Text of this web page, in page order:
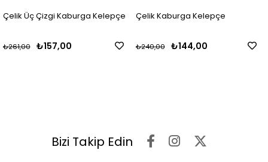
Çelik Üç Çizgi Kaburga Kelepçe
₺157,00
₺261,00
Çelik Kaburga Kelepçe
₺144,00
₺240,00
Bizi Takip Edin